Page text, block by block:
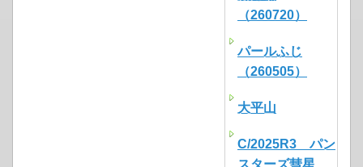
（260720）
パールふじ
（260505）
大平山
C/2025R3 パン